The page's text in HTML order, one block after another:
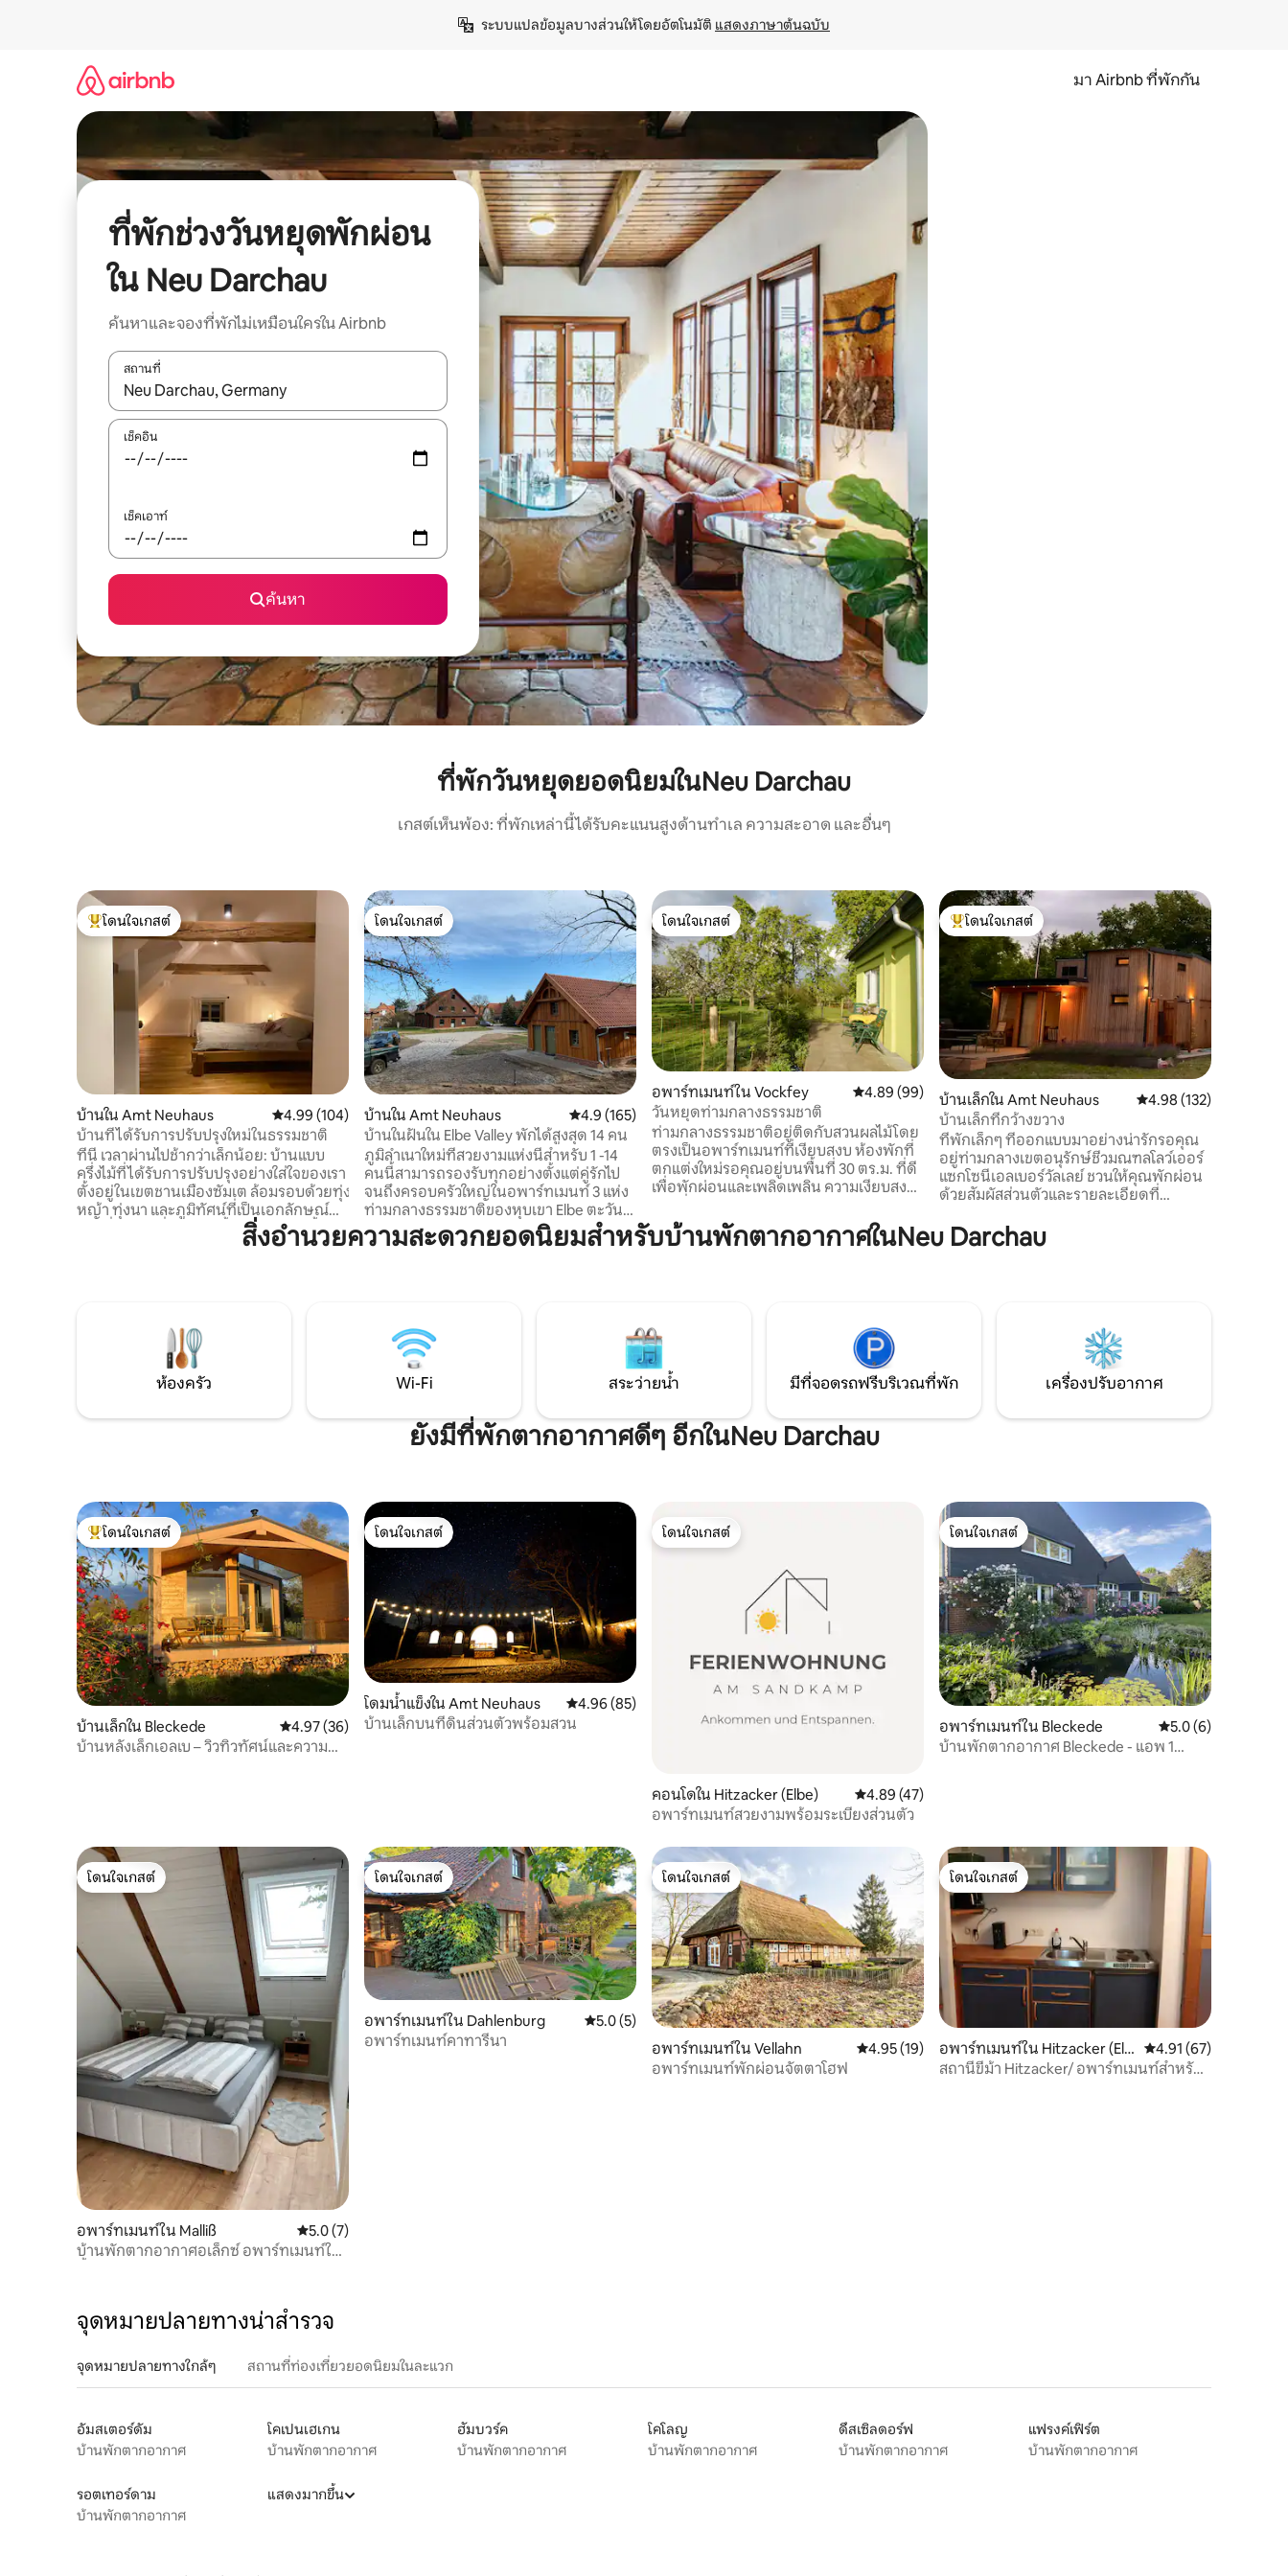
ระบบแปลข้อมูลบางส่วนให้โดยอัตโนมัติ แสดงภาษาต้นฉบับ
มา Airbnb ที่พักกัน
ที่พักช่วงวันหยุดพักผ่อน
ใน Neu Darchau
ค้นหาและจองที่พักไม่เหมือนใครใน Airbnb
สถานที่
ใช้ลูกศรขึ้นลง หรือใช้การสัมผัสหรือปัด เพื่อสำรวจผลการค้นหา
เช็คอิน
เช็คเอาท์
ค้นหา
ที่พักวันหยุดยอดนิยมในNeu Darchau
เกสต์เห็นพ้อง: ที่พักเหล่านี้ได้รับคะแนนสูงด้านทำเล ความสะอาด และอื่นๆ
โดนใจเกสต์ที่สุด
โดนใจเกสต์
บ้านใน Amt Neuhaus คะแนนเฉลี่ย 4.99 จาก 5, 104 รีวิว
4.99 (104)
บ้านที่ได้รับการปรับปรุงใหม่ในธรรมชาติ
ที่นี่ เวลาผ่านไปช้ากว่าเล็กน้อย: บ้านแบบ
ครึ่งไม้ที่ได้รับการปรับปรุงอย่างใส่ใจของเรา
ตั้งอยู่ในเขตชานเมืองซัมเต ล้อมรอบด้วยทุ่ง
หญ้า ทุ่งนา และภูมิทัศน์ที่เป็นเอกลักษณ์
ของที่ราบลุ่มที่เกิดจากน้ำท่วมของแม่น้ำ
เอลเบ รอชมพระอาทิตย์ตกดินจากระเบียง
ออกไปเพียงไม่กี่นาที หากคุณต้องการ คุณ
สามารถสำรวจที่ราบลุ่มที่เกิดจากน้ำท่วม
ของแม่น้ำเอลเบโดยการเดินเล่นกับอัลปากา
พร้อมกับเพื่อนบ้านของเรา
โดนใจเกสต์
โดนใจเกสต์
บ้านใน Amt Neuhaus คะแนนเฉลี่ย 4.9 จาก 5, 165 รีวิว
4.9 (165)
บ้านในฝันใน Elbe Valley พักได้สูงสุด 14 คน
ภูมิลำเนาใหม่ที่สวยงามแห่งนี้สำหรับ 1 -14
คนนี้สามารถรองรับทุกอย่างตั้งแต่คู่รักไป
จนถึงครอบครัวใหญ่ในอพาร์ทเมนท์ 3 แห่ง
ท่ามกลางธรรมชาติของหุบเขา Elbe ตะวัน
ออกคุณจะได้พบกับความสงบและการผ่อน
คลาย กิจกรรมต่างๆเช่นการเดินป่าตกปลา
ในรอบใหญ่ริมกองไฟ เพื่อนบ้านโดยตรงเป็น
โรงแรมที่ดำเนินกิจการโดยครอบครัวซึ่งคุณ
สามารถแวะทานอาหารเช้ากลางวันหรือมื้อ
ค่ำได้ ในหมู่บ้านถัดไปมีโรงเบียร์แปลกตา
โดนใจเกสต์
โดนใจเกสต์
อพาร์ทเมนท์ใน Vockfey คะแนนเฉลี่ย 4.89 จาก 5, 99 รีวิว
4.89 (99)
วันหยุดท่ามกลางธรรมชาติ
ท่ามกลางธรรมชาติอยู่ติดกับสวนผลไม้โดย
ตรงเป็นอพาร์ทเมนท์ที่เงียบสงบ ห้องพักที่
ตกแต่งใหม่รอคุณอยู่บนพื้นที่ 30 ตร.ม. ที่ดี
เพื่อพักผ่อนและเพลิดเพลิน ความเงียบสงบ
คลายจากความเครียดในชีวิตประจำวัน เส้น
ทางจักรยาน Elbe ที่อยู่ติดกับที่พักโดยตรง
สมบูรณ์
โดนใจเกสต์ที่สุด
โดนใจเกสต์
บ้านเล็กใน Amt Neuhaus คะแนนเฉลี่ย 4.98 จาก
4.98 (132)
บ้านเล็กที่กว้างขวาง
ที่พักเล็กๆ ที่ออกแบบมาอย่างน่ารักรอคุณ
อยู่ท่ามกลางเขตอนุรักษ์ชีวมณฑลโลว์เออร์
แซกโซนีเอลเบอร์วัลเลย์ ชวนให้คุณพักผ่อน
ด้วยสัมผัสส่วนตัวและรายละเอียดที่
เตอร์ที่งดงาม ผสมผสานการใช้ชีวิตตาม
ธรรมชาติกับความสะดวกสบายที่ทันสมัย
สิ่งอำนวยความสะดวกยอดนิยมสำหรับบ้านพักตากอากาศในNeu Darchau
ห้องครัว Wi-Fi สระว่ายน้ำ มีที่จอดรถฟรีบริเวณที่พัก เครื่องปรับอากาศ
ยังมีที่พักตากอากาศดีๆ อีกในNeu Darchau
โดนใจเกสต์ที่สุด
โดนใจเกสต์
บ้านเล็กใน Bleckede คะแนนเฉลี่ย 4.97 จาก 5, 36 รีวิว
4.97 (36)
บ้านหลังเล็กเอลเบ – วิวทิวทัศน์และความ
โดนใจเกสต์
โดนใจเกสต์
โดมน้ำแข็งใน Amt Neuhaus คะแนนเฉลี่ย 4.96 จาก 5, 85 รีวิว
4.96 (85)
บ้านเล็กบนที่ดินส่วนตัวพร้อมสวน
โดนใจเกสต์
โดนใจเกสต์
คอนโดใน Hitzacker (Elbe) คะแนนเฉลี่ย 4.89 จาก 5, 47 รีวิว
4.89 (47)
อพาร์ทเมนท์สวยงามพร้อมระเบียงส่วนตัว
โดนใจเกสต์
โดนใจเกสต์
อพาร์ทเมนท์ใน Bleckede คะแนนเฉลี่ย 5.0 จา
5.0 (6)
บ้านพักตากอากาศ Bleckede - แอพ 1
โดนใจเกสต์
โดนใจเกสต์
อพาร์ทเมนท์ใน Malliß คะแนนเฉลี่ย 5.0 จาก 5, 7 รีวิว
5.0 (7)
บ้านพักตากอากาศอเล็กซ์ อพาร์ทเมนท์ใน
โดนใจเกสต์
โดนใจเกสต์
อพาร์ทเมนท์ใน Dahlenburg คะแนนเฉลี่ย 5.0 จาก 5, 5 รีวิว
5.0 (5)
อพาร์ทเมนท์คาทารีนา
โดนใจเกสต์
โดนใจเกสต์
อพาร์ทเมนท์ใน Vellahn คะแนนเฉลี่ย 4.95 จาก 5, 19 รีวิว
4.95 (19)
อพาร์ทเมนท์พักผ่อนจัตตาโฮฟ
โดนใจเกสต์
โดนใจเกสต์
อพาร์ทเมนท์ใน Hitzacker (Elb
e)
คะแนนเฉลี่ย 4.91 จาก
4.91 (67)
สถานีขี่ม้า Hitzacker/ อพาร์ทเมนท์สำหรับ
จุดหมายปลายทางน่าสำรวจ
จุดหมายปลายทางใกล้ๆ สถานที่ท่องเที่ยวยอดนิยมในละแวก
อัมสเตอร์ดัม
บ้านพักตากอากาศ
โคเปนเฮเกน
บ้านพักตากอากาศ
ฮัมบวร์ค
บ้านพักตากอากาศ
โคโลญ
บ้านพักตากอากาศ
ดึสเซิลดอร์ฟ
บ้านพักตากอากาศ
แฟรงค์เฟิร์ต
บ้านพักตากอากาศ
รอตเทอร์ดาม
บ้านพักตากอากาศ
แสดงมากขึ้น